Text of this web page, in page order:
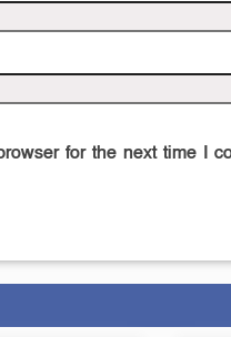
for the next time I